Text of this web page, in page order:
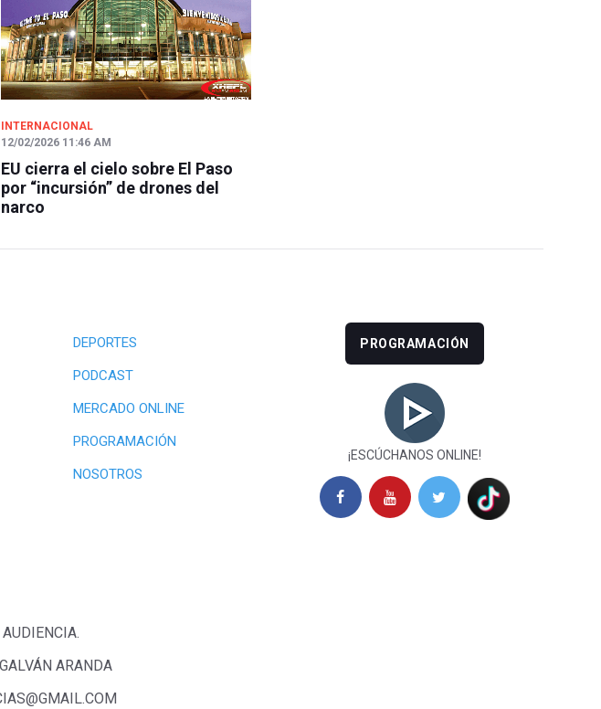
INTERNACIONAL
12/02/2026 11:46 AM
EU cierra el cielo sobre El Paso
por “incursión” de drones del
narco
DEPORTES
PODCAST
MERCADO ONLINE
PROGRAMACIÓN
NOSOTROS
PROGRAMACIÓN
¡ESCÚCHANOS ONLINE!
ARANDA